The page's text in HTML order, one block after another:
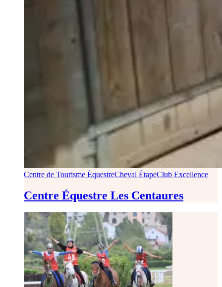
Centre de Tourisme ÉquestreCheval ÉtapeClub Excellence
Centre Équestre Les Centaures